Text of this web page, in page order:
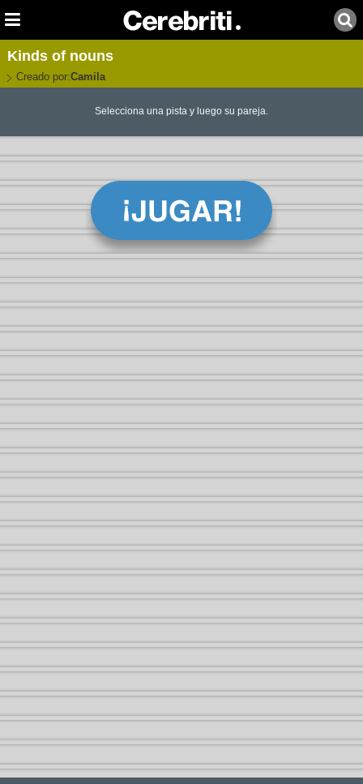
Kinds of nouns
Creado por:Camila
Selecciona una pista y luego su pareja.